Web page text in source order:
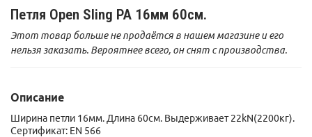
Петля Open Sling PA 16мм 60см.
Этот товар больше не продаётся в нашем магазине и его
нельзя заказать. Вероятнее всего, он снят с производства.
Описание
Ширина петли 16мм. Длина 60см. Выдерживает 22kN(2200кг).
Сертификат: EN 566